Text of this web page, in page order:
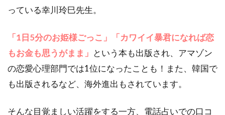
っている幸川玲巳先生。
「1日5分のお姫様ごっこ」「カワイイ暴君になれば恋
もお金も思うがまま」 という本も出版され、アマゾン
の恋愛心理部門では1位になったことも！また、韓国で
も出版されるなど、海外進出もされています。
そんな目覚ましい活躍をする一方、電話占いでの口コ